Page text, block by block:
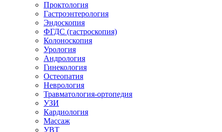
Проктология
Гастроэнтерология
Эндоскопия
ФГДС (гастроскопия)
Колоноскопия
Урология
Андрология
Гинекология
Остеопатия
Неврология
Травматология-ортопедия
УЗИ
Кардиология
Массаж
УВТ